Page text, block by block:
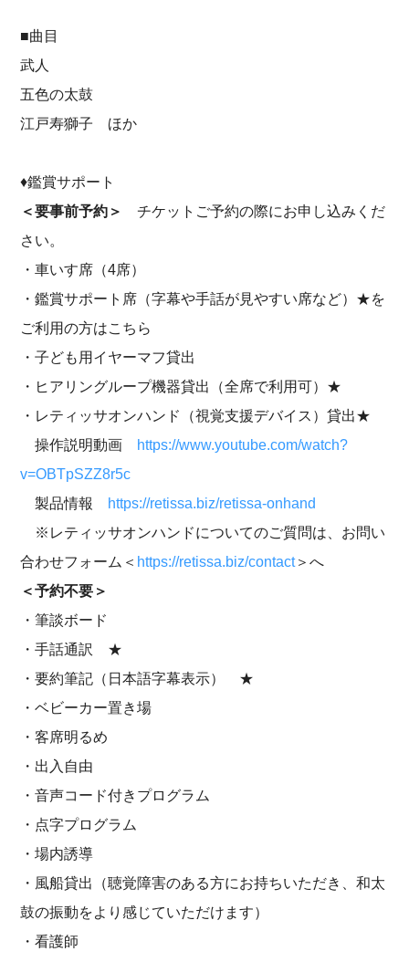
■曲目
武人
五色の太鼓
江戸寿獅子 ほか
♦鑑賞サポート
＜要事前予約＞チケットご予約の際にお申し込みくだ
さい。
・車いす席（4席）
・鑑賞サポート席（字幕や手話が見やすい席など）★を
ご利用の方はこちら
・子ども用イヤーマフ貸出
・ヒアリングループ機器貸出（全席で利用可）★
・レティッサオンハンド（視覚支援デバイス）貸出★
操作説明動画 https://www.youtube.com/watch?
v=OBTpSZZ8r5c
製品情報 https://retissa.biz/retissa-onhand
※レティッサオンハンドについてのご質問は、お問い
合わせフォーム＜ https://retissa.biz/contact＞へ
＜予約不要＞
・筆談ボード
・手話通訳 ★
・要約筆記（日本語字幕表示） ★
・ベビーカー置き場
・客席明るめ
・出入自由
・音声コード付きプログラム
・点字プログラム
・場内誘導
・風船貸出（聴覚障害のある方にお持ちいただき、和太
鼓の振動をより感じていただけます）
・看護師